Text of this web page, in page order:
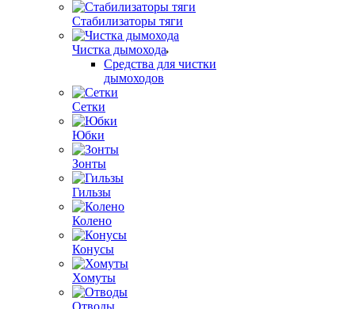
Стабилизаторы тяги
Чистка дымохода
Средства для чистки
дымоходов
Сетки
Юбки
Зонты
Гильзы
Колено
Конусы
Хомуты
Отводы